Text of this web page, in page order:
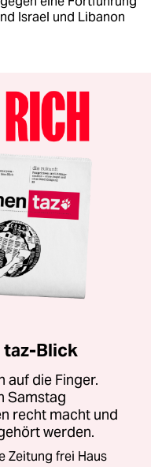
Israel und Libanon
taz-Blick
auf die Finger.
Samstag
recht macht und
werden.
Zeitung frei Haus